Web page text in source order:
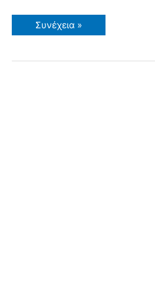
Καλλιέργεια
Ροδακινιάς
και
Συνέχεια »